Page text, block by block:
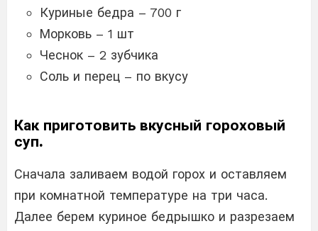
Куриные бедра – 700 г
Морковь – 1 шт
Чеснок – 2 зубчика
Соль и перец – по вкусу
Как приготовить вкусный гороховый
суп.
Сначала заливаем водой горох и оставляем
при комнатной температуре на три часа.
Далее берем куриное бедрышко и разрезаем